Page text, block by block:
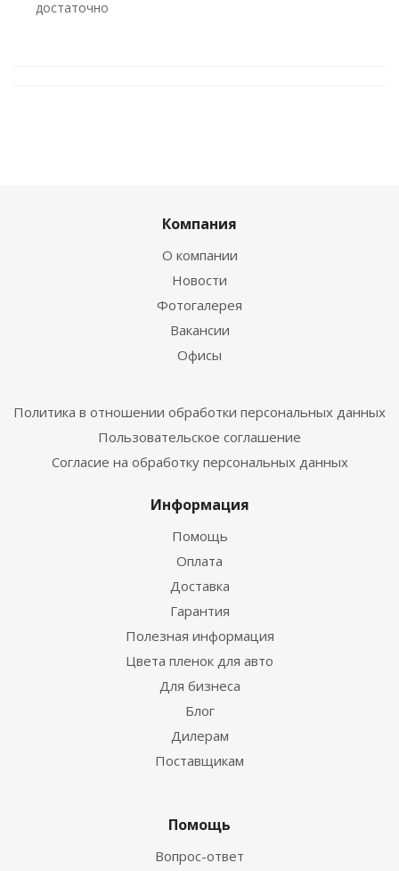
Достаточно
Компания
О компании
Новости
Фотогалерея
Вакансии
Офисы
Политика в отношении обработки персональных данных
Пользовательское соглашение
Согласие на обработку персональных данных
Информация
Помощь
Оплата
Доставка
Гарантия
Полезная информация
Цвета пленок для авто
Для бизнеса
Блог
Дилерам
Поставщикам
Помощь
Вопрос-ответ